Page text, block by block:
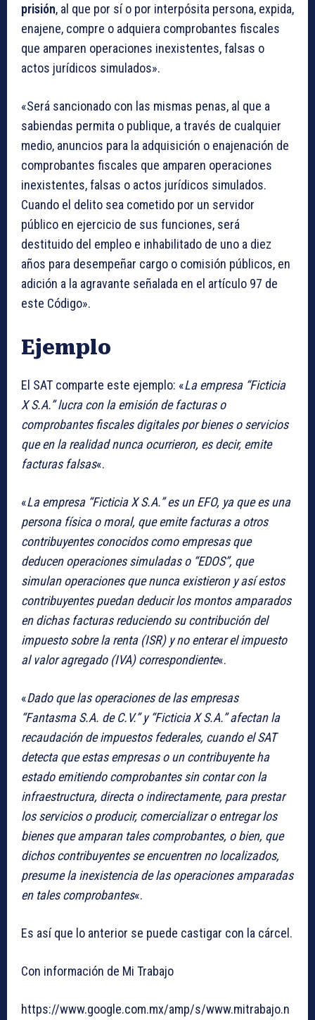
prisión, al que por sí o por interpósita persona, expida,
enajene, compre o adquiera comprobantes fiscales
que amparen operaciones inexistentes, falsas o
actos jurídicos simulados».
«Será sancionado con las mismas penas, al que a
sabiendas permita o publique, a través de cualquier
medio, anuncios para la adquisición o enajenación de
comprobantes fiscales que amparen operaciones
inexistentes, falsas o actos jurídicos simulados.
Cuando el delito sea cometido por un servidor
público en ejercicio de sus funciones, será
destituido del empleo e inhabilitado de uno a diez
años para desempeñar cargo o comisión públicos, en
adición a la agravante señalada en el artículo 97 de
este Código».
Ejemplo
El SAT comparte este ejemplo: «La empresa “Ficticia
X S.A.” lucra con la emisión de facturas o
comprobantes fiscales digitales por bienes o servicios
que en la realidad nunca ocurrieron, es decir, emite
facturas falsas«.
«La empresa “Ficticia X S.A.” es un EFO, ya que es una
persona física o moral, que emite facturas a otros
contribuyentes conocidos como empresas que
deducen operaciones simuladas o “EDOS”, que
simulan operaciones que nunca existieron y así estos
contribuyentes puedan deducir los montos amparados
en dichas facturas reduciendo su contribución del
impuesto sobre la renta (ISR) y no enterar el impuesto
al valor agregado (IVA) correspondiente«.
«Dado que las operaciones de las empresas
“Fantasma S.A. de C.V.” y “Ficticia X S.A.” afectan la
recaudación de impuestos federales, cuando el SAT
detecta que estas empresas o un contribuyente ha
estado emitiendo comprobantes sin contar con la
infraestructura, directa o indirectamente, para prestar
los servicios o producir, comercializar o entregar los
bienes que amparan tales comprobantes, o bien, que
dichos contribuyentes se encuentren no localizados,
presume la inexistencia de las operaciones amparadas
en tales comprobantes«.
Es así que lo anterior se puede castigar con la cárcel.
Con información de Mi Trabajo
https://www.google.com.mx/amp/s/www.mitrabajo.n